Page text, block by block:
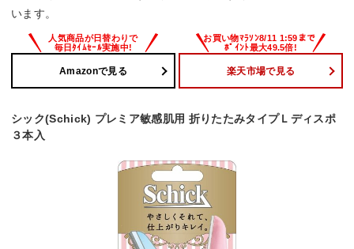
います。
Amazonで見る 楽天市場で見る
シック(Schick) プレミア敏感肌用 折りたたみタイプＬディスポ
３本入